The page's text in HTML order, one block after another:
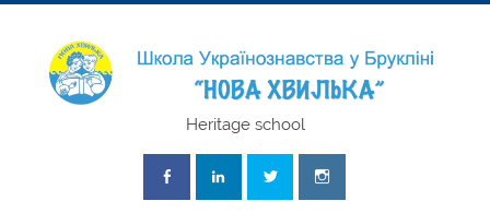
Skip
"Нова
Heritage school